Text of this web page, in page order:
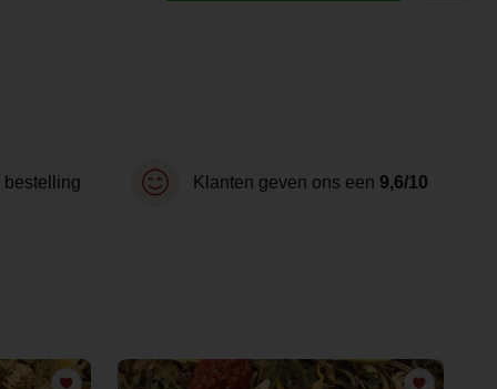
bestelling Klanten geven ons een 9,6/10